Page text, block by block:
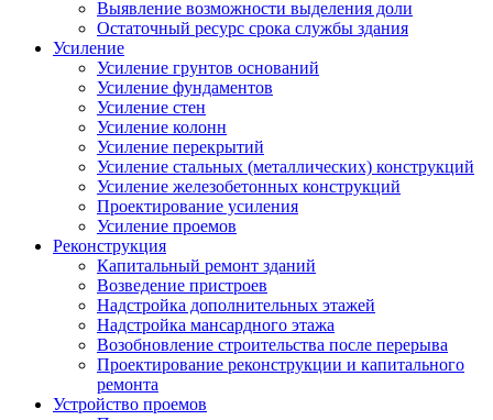
Выявление возможности выделения доли
Остаточный ресурс срока службы здания
Усиление
Усиление грунтов оснований
Усиление фундаментов
Усиление стен
Усиление колонн
Усиление перекрытий
Усиление стальных (металлических) конструкций
Усиление железобетонных конструкций
Проектирование усиления
Усиление проемов
Реконструкция
Капитальный ремонт зданий
Возведение пристроев
Надстройка дополнительных этажей
Надстройка мансардного этажа
Возобновление строительства после перерыва
Проектирование реконструкции и капитального
ремонта
Устройство проемов